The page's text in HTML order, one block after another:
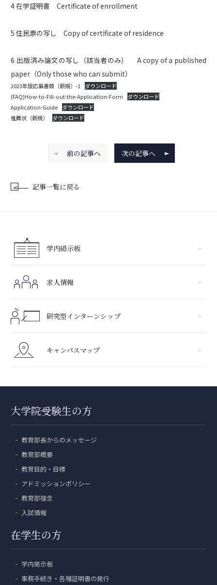
4 在学証明書 Certificate of enrollment
5 住民票の写し Copy of certificate of residence
6 出版済み論文の写し（該当者のみ） A copy of a published
paper（Only those who can submit）
2023年度応募書類（新規）-1
ダウンロード
(FAQ)How-to-Fill-out-the-Application-Form
ダウンロード
Application-Guide
ダウンロード
推薦状（新規）
ダウンロード
記事一覧に戻る
前の記事へ 次の記事へ
学内掲示板
求人情報
研究型インターンシップ
キャンパスマップ
大学院受験生の方
教育部長からのメッセージ
教育部概要
教育目的・目標
アドミッションポリシー
教育部理念
入試情報
在学生の方
学内掲示板
事務手続き・各種証明書の発行